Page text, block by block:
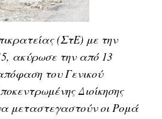
(ΣτΕ) με την
ακύρωσε την από 13
τουΓενικού
Διοίκησης
μεταστεγαστούν οι Ρομά